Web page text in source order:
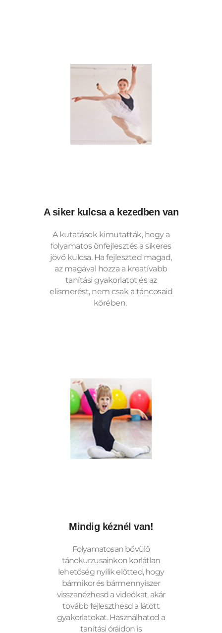
A siker kulcsa a kezedben van
A kutatások kimutatták, hogy a
folyamatos önfejlesztés a sikeres
jövő kulcsa. Ha fejleszted magad,
az magával hozza a kreatívabb
tanítási gyakorlatot és az
elismerést, nem csak a táncosaid
körében.
Mindig kéznél van!
Folyamatosan bővülő
tánckurzusainkon korlátlan
lehetőség nyílik előtted, hogy
bármikor és bármennyiszer
visszanézhesd a videókat, akár
tovább fejleszthesd a látott
gyakorlatokat. Használhatod a
tanítási óráidon is